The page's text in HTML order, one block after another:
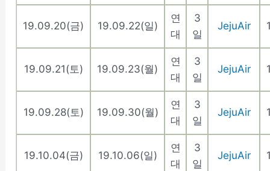
19.09.20(금) 19.09.22(일)
연
대
3
일
JejuAir
19.09.21(토) 19.09.23(월)
연
대
3
일
JejuAir
19.09.28(토) 19.09.30(월)
연
대
3
일
JejuAir
19.10.04(금) 19.10.06(일)
연
대
3
일
JejuAir